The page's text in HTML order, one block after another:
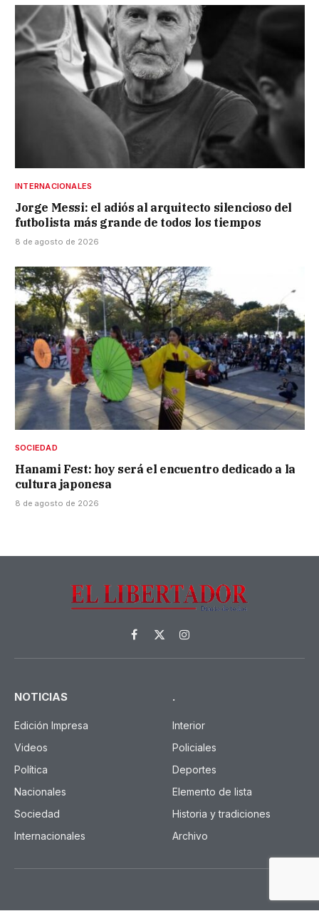
INTERNACIONALES
Jorge Messi: el adiós al arquitecto silencioso del
futbolista más grande de todos los tiempos
8 de agosto de 2026
SOCIEDAD
Hanami Fest: hoy será el encuentro dedicado a la
cultura japonesa
8 de agosto de 2026
Facebook
X
(Twitter)
Instagram
NOTICIAS
Edición Impresa
Videos
Política
Nacionales
Sociedad
Internacionales
.
Interior
Policiales
Deportes
Elemento de lista
Historia y tradiciones
Archivo